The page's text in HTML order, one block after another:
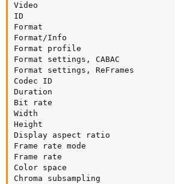
Video
ID
Format
Format/Info
Format profile
Format settings, CABAC
Format settings, ReFrames
Codec ID
Duration
Bit rate
Width
Height
Display aspect ratio
Frame rate mode
Frame rate
Color space
Chroma subsampling